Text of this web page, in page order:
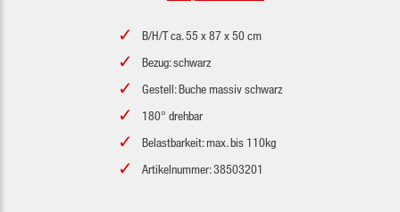
B/H/T ca. 55 x 87 x 50 cm
Bezug: schwarz
Gestell: Buche massiv schwarz
180° drehbar
Belastbarkeit: max. bis 110kg
Artikelnummer: 38503201